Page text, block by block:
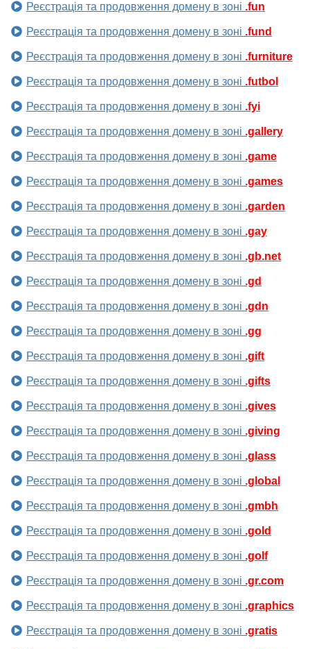
Реєстрація та продовження домену в зоні .fun
Реєстрація та продовження домену в зоні .fund
Реєстрація та продовження домену в зоні .furniture
Реєстрація та продовження домену в зоні .futbol
Реєстрація та продовження домену в зоні .fyi
Реєстрація та продовження домену в зоні .gallery
Реєстрація та продовження домену в зоні .game
Реєстрація та продовження домену в зоні .games
Реєстрація та продовження домену в зоні .garden
Реєстрація та продовження домену в зоні .gay
Реєстрація та продовження домену в зоні .gb.net
Реєстрація та продовження домену в зоні .gd
Реєстрація та продовження домену в зоні .gdn
Реєстрація та продовження домену в зоні .gg
Реєстрація та продовження домену в зоні .gift
Реєстрація та продовження домену в зоні .gifts
Реєстрація та продовження домену в зоні .gives
Реєстрація та продовження домену в зоні .giving
Реєстрація та продовження домену в зоні .glass
Реєстрація та продовження домену в зоні .global
Реєстрація та продовження домену в зоні .gmbh
Реєстрація та продовження домену в зоні .gold
Реєстрація та продовження домену в зоні .golf
Реєстрація та продовження домену в зоні .gr.com
Реєстрація та продовження домену в зоні .graphics
Реєстрація та продовження домену в зоні .gratis